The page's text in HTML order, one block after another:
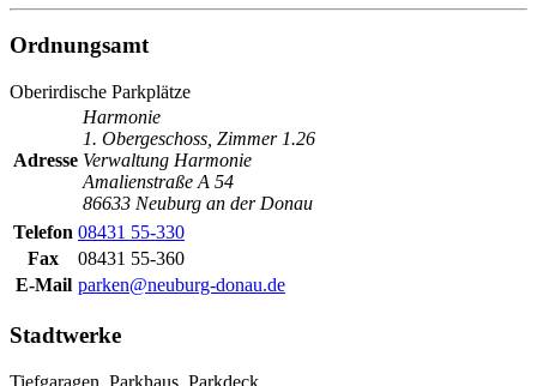
Ordnungsamt
Oberirdische Parkplätze
Adresse
Harmonie
1. Obergeschoss, Zimmer 1.26
Verwaltung Harmonie
Amalienstraße A 54
86633 Neuburg an der Donau
Telefon 08431 55-330
Fax
08431 55-360
E-Mail parken@neuburg-donau.de
Stadtwerke
Tiefgaragen, Parkhaus, Parkdeck